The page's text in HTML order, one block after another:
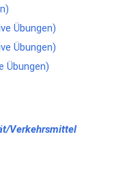
Übungen)
Übungen)
Übungen)
Verkehrsmittel